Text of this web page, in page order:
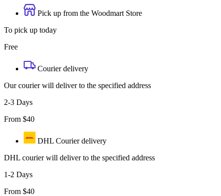
Pick up from the Woodmart Store
To pick up today
Free
Courier delivery
Our courier will deliver to the specified address
2-3 Days
From $40
DHL Courier delivery
DHL courier will deliver to the specified address
1-2 Days
From $40